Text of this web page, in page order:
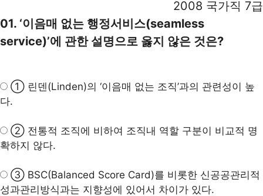
2008 국가직 7급
01. ‘이음매 없는 행정서비스(seamless
service)’에 관한 설명으로 옳지 않은 것은?
① 린덴(Linden)의 ‘이음매 없는 조직’과의 관련성이 높
다.
② 전통적 조직에 비하여 조직내 역할 구분이 비교적 명
확하지 않다.
③ BSC(Balanced Score Card)를 비롯한 신공공관리적
성과관리방식과는 지향성에 있어서 차이가 있다.